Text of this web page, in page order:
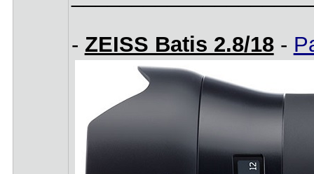
- ZEISS Batis 2.8/18-